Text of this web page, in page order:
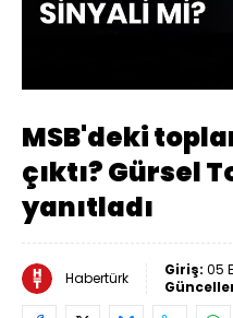
MSB'deki
çıktı? Gürsel
yanıtladı
Habertürk Giriş: 05